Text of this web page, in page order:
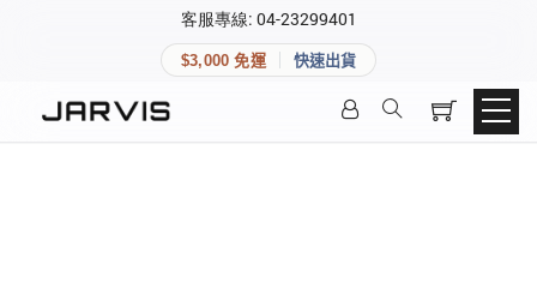
客服專線: 04-23299401
$3,000 免運 快速出貨
快速連結
登入後可查看訂單、會員資料與收藏清單。